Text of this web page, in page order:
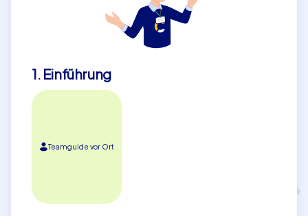
1. Einführung
Teamguide vor Ort